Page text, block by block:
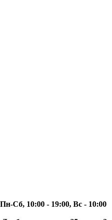
Пн-Сб, 10:00 - 19:00, Вс - 10:00